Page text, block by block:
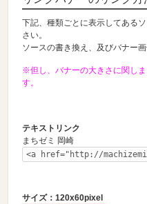
下記、種類ごとに表示してある
さい。
ソースの書き換え、及びバナー
※但し、バナーの大きさに関し
す。
テキストリンク
まちゼミ 岡崎
サイズ：120x60pixel